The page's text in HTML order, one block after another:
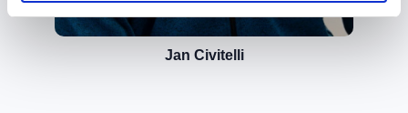
Jan Civitelli